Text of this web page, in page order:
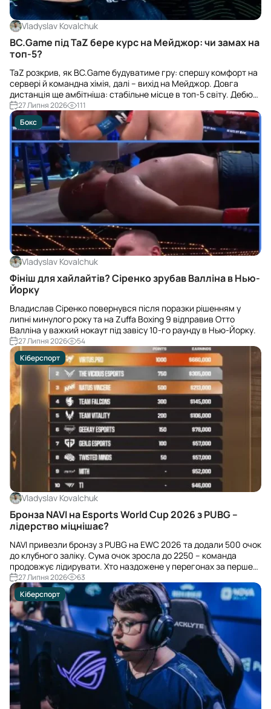
Vladyslav Kovalchuk
BC.Game під TaZ бере курс на Мейджор: чи замах на
топ-5?
TaZ розкрив, як BC.Game будуватиме гру: спершу комфорт на
сервері й командна хімія, далі – вихід на Мейджор. Довга
дистанція ще амбітніша: стабільне місце в топ-5 світу. Дебют
– у Гельсінкі наприкінці липня.
27 Липня 2026
111
Бокс
Vladyslav Kovalchuk
Фініш для хайлайтів? Сіренко зрубав Валліна в Нью-
Йорку
Владислав Сіренко повернувся після поразки рішенням у
липні минулого року та на Zuffa Boxing 9 відправив Отто
Валліна у важкий нокаут під завісу 10-го раунду в Нью-Йорку.
27 Липня 2026
54
Кіберспорт
Vladyslav Kovalchuk
Бронза NAVI на Esports World Cup 2026 з PUBG –
лідерство міцнішає?
NAVI привезли бронзу з PUBG на EWC 2026 та додали 500 очок
до клубного заліку. Сума очок зросла до 2250 – команда
продовжує лідирувати. Хто наздожене у перегонах за перше
місце?
27 Липня 2026
63
Кіберспорт